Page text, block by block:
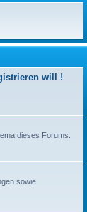
will !
dieses Forums.
sowie